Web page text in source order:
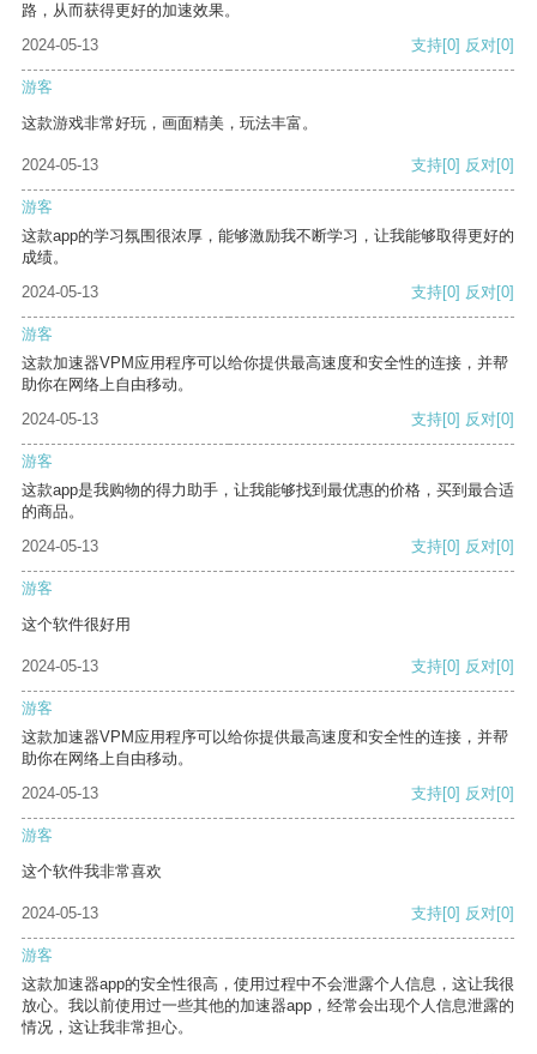
路，从而获得更好的加速效果。
2024-05-13
支持[0] 反对[0]
游客
这款游戏非常好玩，画面精美，玩法丰富。
2024-05-13 支持[0] 反对[0]
游客
这款app的学习氛围很浓厚，能够激励我不断学习，让我能够取得更好的
成绩。
2024-05-13
支持[0] 反对[0]
游客
这款加速器VPM应用程序可以给你提供最高速度和安全性的连接，并帮
助你在网络上自由移动。
2024-05-13
支持[0] 反对[0]
游客
这款app是我购物的得力助手，让我能够找到最优惠的价格，买到最合适
的商品。
2024-05-13
支持[0] 反对[0]
游客
这个软件很好用
2024-05-13 支持[0] 反对[0]
游客
这款加速器VPM应用程序可以给你提供最高速度和安全性的连接，并帮
助你在网络上自由移动。
2024-05-13
支持[0] 反对[0]
游客
这个软件我非常喜欢
2024-05-13 支持[0] 反对[0]
游客
这款加速器app的安全性很高，使用过程中不会泄露个人信息，这让我很
放心。我以前使用过一些其他的加速器app，经常会出现个人信息泄露的
情况，这让我非常担心。